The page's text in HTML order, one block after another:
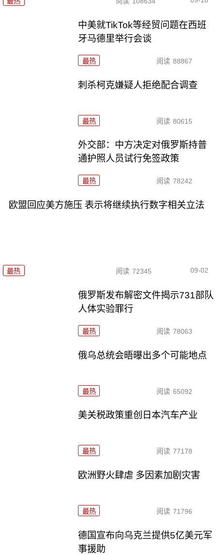
中美就TikTok等经贸问题在西班
牙马德里举行会谈
最热 阅读 88867
刺杀柯克嫌疑人拒绝配合调查
最热 阅读 80615
外交部：中方决定对俄罗斯持普
通护照人员试行免签政策
最热 阅读 78242
欧盟回应美方施压 表示将继续执行数字相关立法
最热 阅读 72345 09-02
俄罗斯发布解密文件揭示731部队
人体实验罪行
最热 阅读 78063
俄乌总统会晤曝出多个可能地点
最热 阅读 65092
美关税政策重创日本汽车产业
最热 阅读 77178
欧洲野火肆虐 多因素加剧灾害
最热 阅读 71796
德国宣布向乌克兰提供5亿美元军
事援助